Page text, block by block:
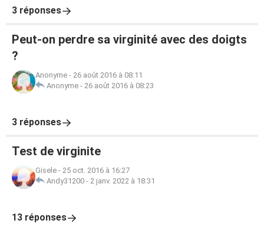
3 réponses
Peut-on perdre sa virginité avec des doigts
?
Anonyme - 26 août 2016 à 08:11
Anonyme - 26 août 2016 à 08:23
3 réponses
Test de virginite
Gisele - 25 oct. 2016 à 16:27
Andy31200 - 2 janv. 2022 à 18:31
13 réponses